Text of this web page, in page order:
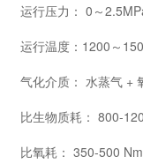
运行压力： 0～
运行温度：1200～
气化介质： 水蒸气 +
比生物质耗： 800-
比氧耗： 350-500